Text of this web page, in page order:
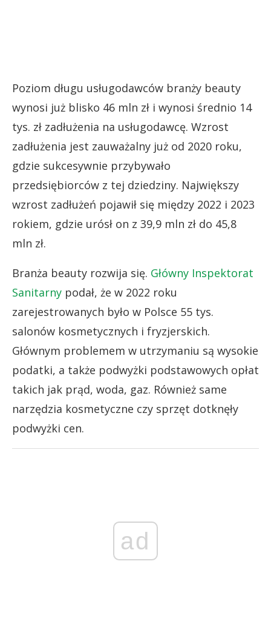
Poziom długu usługodawców branży beauty
wynosi już blisko 46 mln zł i wynosi średnio 14
tys. zł zadłużenia na usługodawcę. Wzrost
zadłużenia jest zauważalny już od 2020 roku,
gdzie sukcesywnie przybywało
przedsiębiorców z tej dziedziny. Największy
wzrost zadłużeń pojawił się między 2022 i 2023
rokiem, gdzie urósł on z 39,9 mln zł do 45,8
mln zł.
Branża beauty rozwija się. Główny Inspektorat
Sanitarny podał, że w 2022 roku
zarejestrowanych było w Polsce 55 tys.
salonów kosmetycznych i fryzjerskich.
Głównym problemem w utrzymaniu są wysokie
podatki, a także podwyżki podstawowych opłat
takich jak prąd, woda, gaz. Również same
narzędzia kosmetyczne czy sprzęt dotknęły
podwyżki cen.
ad